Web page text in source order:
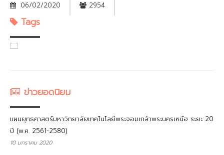
06/02/2020 2954
Tags
ข่าวยอดนิยม
แผนยุทธศาสตร์มหาวิทยาลัยเทคโนโลยีพระจอมเกล้าพระนครเหนือ ระยะ 20
ปี (พ.ศ. 2561-2580)
10 มกราคม 2020